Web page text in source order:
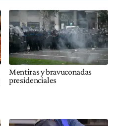
Mentiras y bravuconadas
presidenciales